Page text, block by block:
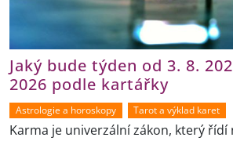
Jaký bude týden od 3. 8.
2026 podle kartářky
Astrologie a horoskopy Tarot a výklad karet
Karma je univerzální zákon, který řídí